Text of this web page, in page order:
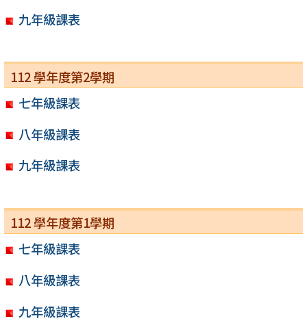
九年級課表
112 學年度第2學期
七年級課表
八年級課表
九年級課表
112 學年度第1學期
七年級課表
八年級課表
九年級課表